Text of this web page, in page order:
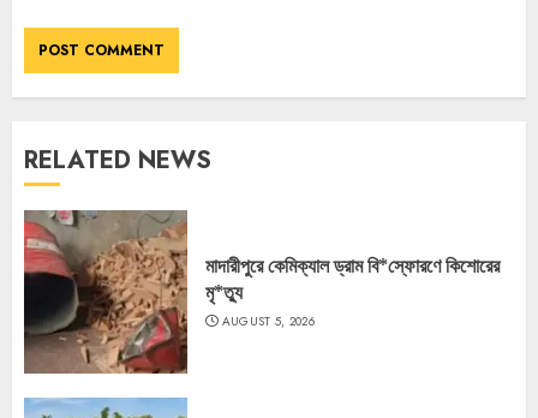
RELATED NEWS
মাদারীপুরে কেমিক্যাল ড্রাম বি*স্ফোরণে কিশোরের
মৃ*ত্যু
AUGUST 5, 2026